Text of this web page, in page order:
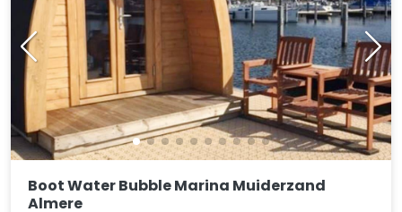
Boot Water Bubble Marina Muiderzand
Almere